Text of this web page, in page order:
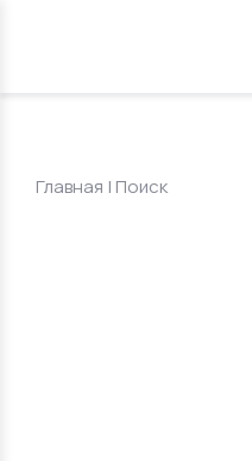
Главная | Поиск